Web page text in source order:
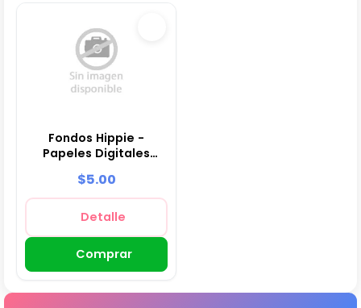
Fondos Hippie -
Papeles Digitales
$5.00
Detalle
Comprar